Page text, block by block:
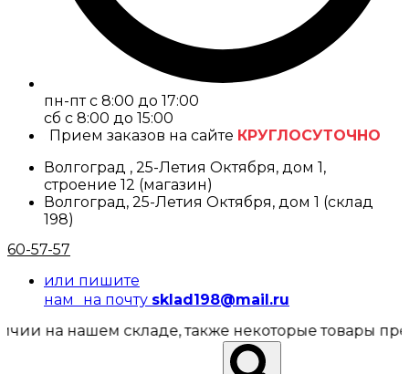
пн-пт с 8:00 до 17:00
cб с 8:00 до 15:00
Прием заказов на сайте КРУГЛОСУТОЧНО
Волгоград , 25-Летия Октября, дом 1,
строение 12 (магазин)
Волгоград, 25-Летия Октября, дом 1 (склад
198)
60-57-57
или пишите
нам на почту sklad198@mail.ru
складе, также некоторые товары